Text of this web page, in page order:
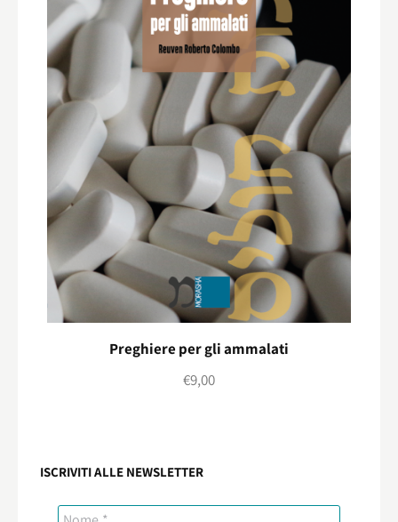
Preghiere per gli ammalati
€9,00
ISCRIVITI ALLE NEWSLETTER